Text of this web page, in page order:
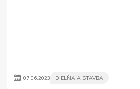
07.06.2023 DIELŇA A STAVBA